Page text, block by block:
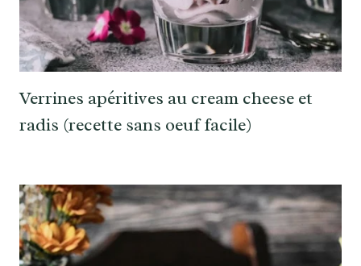
Verrines apéritives au cream cheese et
radis (recette sans oeuf facile)